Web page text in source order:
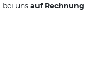
bei uns auf Rechnung